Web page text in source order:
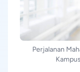
Perjalanan